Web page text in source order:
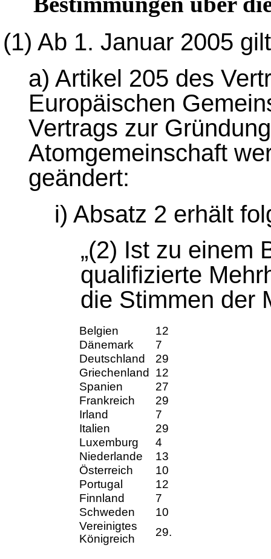
(1) Ab 1. Januar 2005
a) Artikel 205 des
Europäischen
Vertrags zur
Atomgemeinschaft
geändert:
i) Absatz 2 erhält
„(2) Ist zu einem
qualifizierte
die Stimmen der
Belgien
12
Dänemark
7
Deutschland
29
Griechenland
12
Spanien
27
Frankreich
29
Irland
7
Italien
29
Luxemburg
4
Niederlande
13
Österreich
10
Portugal
12
Finnland
7
Schweden
10
Vereinigtes
Königreich
29.